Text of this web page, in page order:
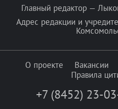
Главный редактор —
Адрес редакции и
О проекте Вакансии
Правила
+7 (8452) 23-